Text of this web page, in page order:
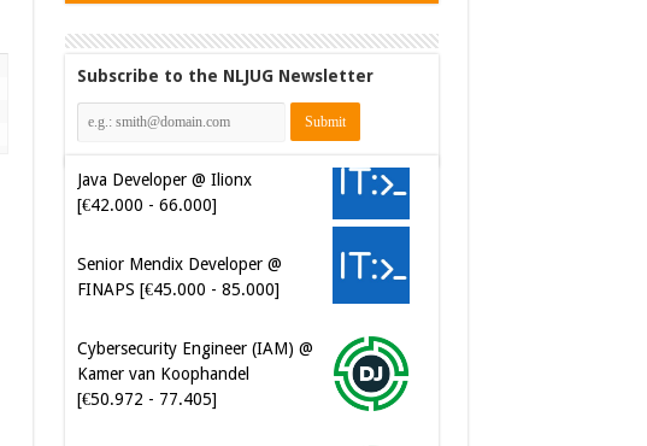
Subscribe to the NLJUG Newsletter
Java Developer @ Ilionx
[€42.000 - 66.000]
Senior Mendix Developer @
FINAPS [€45.000 - 85.000]
Cybersecurity Engineer (IAM) @
Kamer van Koophandel
[€50.972 - 77.405]